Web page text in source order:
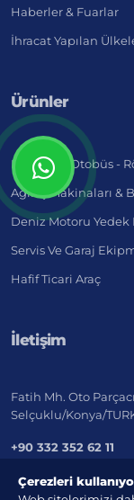
Haberler & Fuarlar
İhracat Yapılan
Ürünler
Kamyon - Otobüs -
Ağır İş Makinaları &
Deniz Motoru Yedek
Servis Ve Garaj
Hafif Ticari Araç
İletişim
Fatih Mh. Oto
Selçuklu/Konya/
+90 332 352 62 11
Çerezleri